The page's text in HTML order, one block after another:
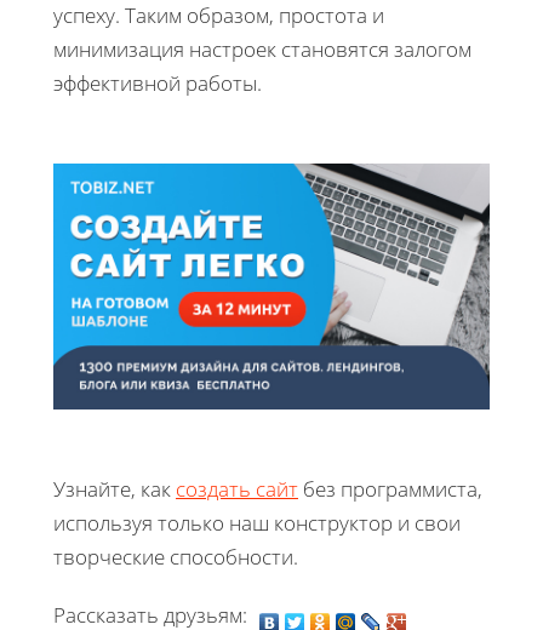
успеху. Таким образом, простота и
минимизация настроек становятся залогом
эффективной работы.
Узнайте, как создать сайт без программиста,
используя только наш конструктор и свои
творческие способности.
Рассказать друзьям: